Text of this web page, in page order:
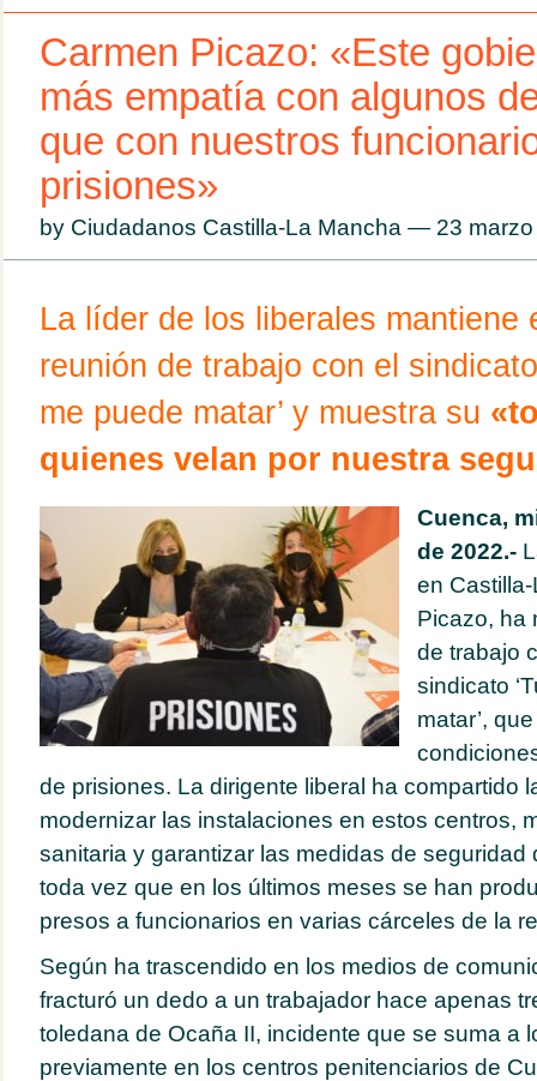
Carmen Picazo: «Este
más empatía con algunos
que con nuestros
prisiones»
by Ciudadanos Castilla-La Mancha — 23
La líder de los liberales mantiene
reunión de trabajo con el
me puede matar’ y muestra su
quienes velan por nuestra
Cuenca,
de 2022.-
en
Picazo, ha
de trabajo
sindicato
matar’,
de prisiones. La dirigente liberal ha compartido
modernizar las instalaciones en estos centros,
sanitaria y garantizar las medidas de seguridad
toda vez que en los últimos meses se han
presos a funcionarios en varias cárceles de la
Según ha trascendido en los medios de
fracturó un dedo a un trabajador hace apenas
toledana de Ocaña II, incidente que se suma a
previamente en los centros penitenciarios de